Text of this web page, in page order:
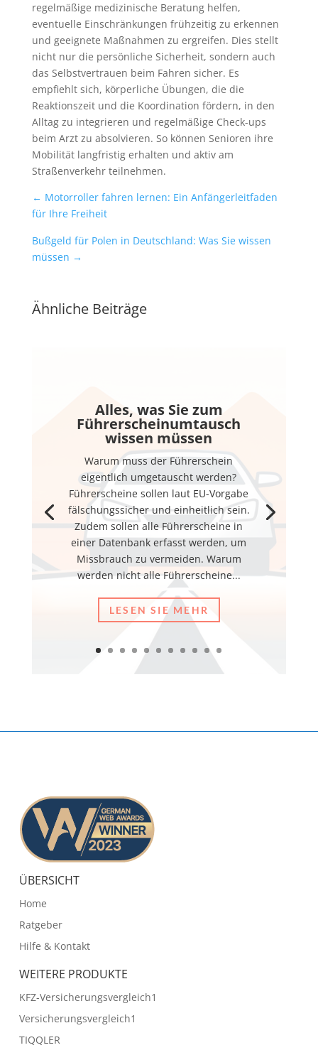
regelmäßige medizinische Beratung helfen,
eventuelle Einschränkungen frühzeitig zu erkennen
und geeignete Maßnahmen zu ergreifen. Dies stellt
nicht nur die persönliche Sicherheit, sondern auch
das Selbstvertrauen beim Fahren sicher. Es
empfiehlt sich, körperliche Übungen, die die
Reaktionszeit und die Koordination fördern, in den
Alltag zu integrieren und regelmäßige Check-ups
beim Arzt zu absolvieren. So können Senioren ihre
Mobilität langfristig erhalten und aktiv am
Straßenverkehr teilnehmen.
← Motorroller fahren lernen: Ein Anfängerleitfaden
für Ihre Freiheit
Bußgeld für Polen in Deutschland: Was Sie wissen
müssen →
Ähnliche Beiträge
Alles, was Sie zum
Führerscheinumtausch
wissen müssen
Warum muss der Führerschein
eigentlich umgetauscht werden?
Führerscheine sollen laut EU-Vorgabe
fälschungssicher und einheitlich sein.
Zudem sollen alle Führerscheine in
einer Datenbank erfasst werden, um
Missbrauch zu vermeiden. Warum
werden nicht alle Führerscheine...
LESEN SIE MEHR
ÜBERSICHT
Home
Ratgeber
Hilfe & Kontakt
WEITERE PRODUKTE
KFZ-Versicherungsvergleich1
Versicherungsvergleich1
TIQQLER